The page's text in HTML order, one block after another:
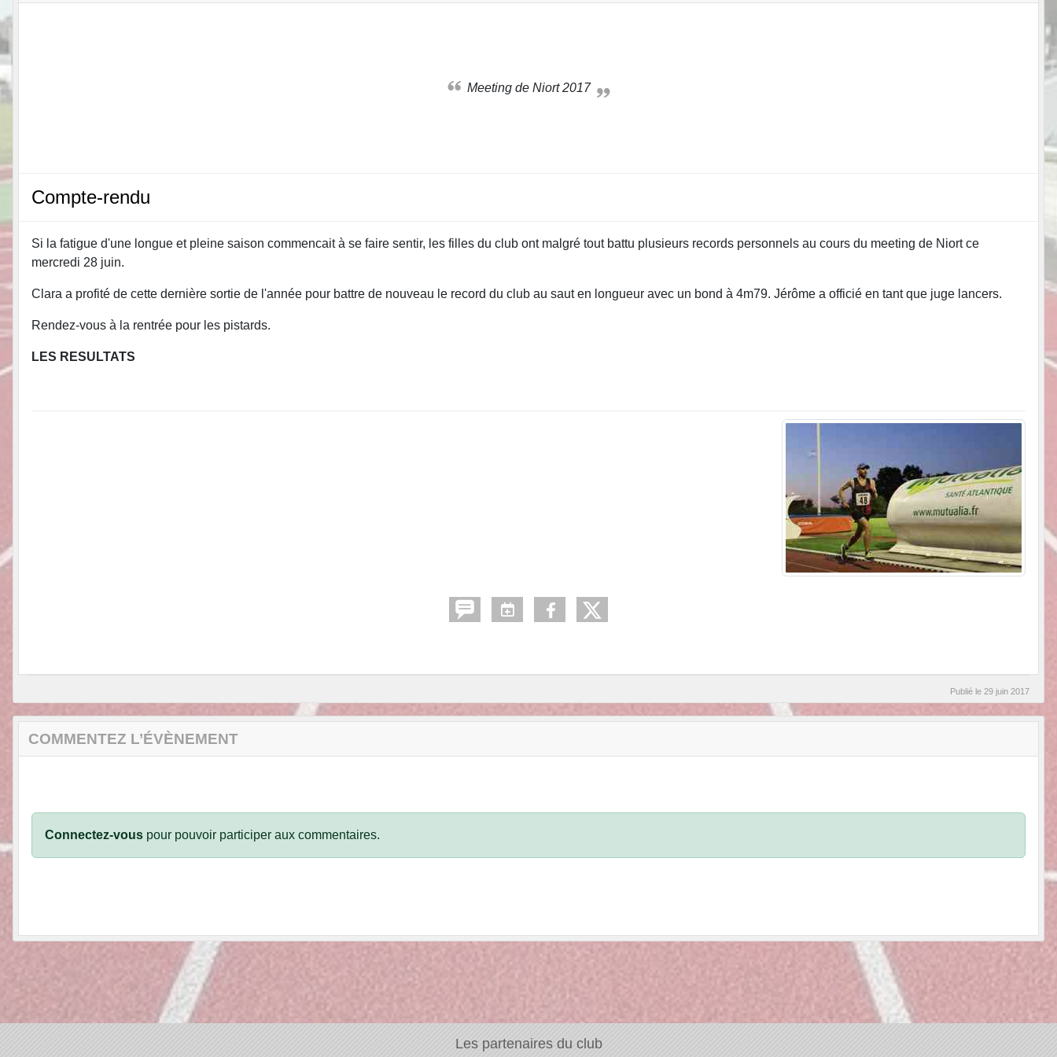
Meeting de Niort 2017
Compte-rendu
Si la fatigue d'une longue et pleine saison commencait à se faire sentir, les filles du club ont malgré tout battu plusieurs records personnels au cours du meeting de Niort ce
mercredi 28 juin.
Clara a profité de cette dernière sortie de l'année pour battre de nouveau le record du club au saut en longueur avec un bond à 4m79. Jérôme a officié en tant que juge lancers.
Rendez-vous à la rentrée pour les pistards.
LES RESULTATS
Publié le 29 juin 2017
COMMENTEZ L’ÉVÈNEMENT
Connectez-vous pour pouvoir participer aux commentaires.
Les partenaires du club